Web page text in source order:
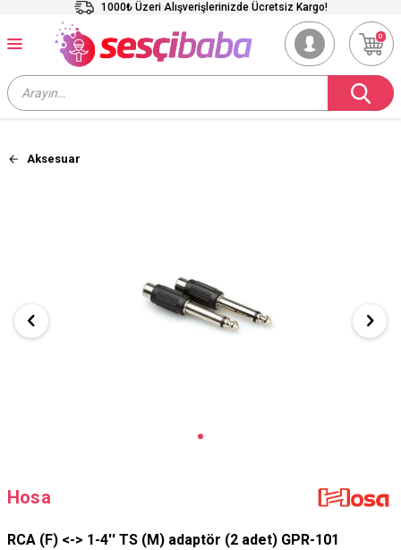
1000₺ Üzeri Alışverişlerinizde Ücretsiz Kargo!
0
Aksesuar
Hosa
RCA (F) <-> 1-4'' TS (M) adaptör (2 adet) GPR-101